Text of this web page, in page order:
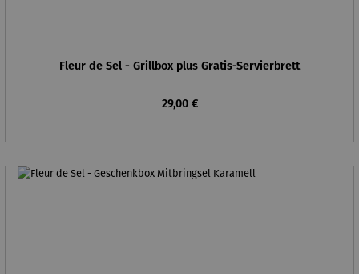
Fleur de Sel - Grillbox plus Gratis-Servierbrett
Regulärer Preis:
29,00 €